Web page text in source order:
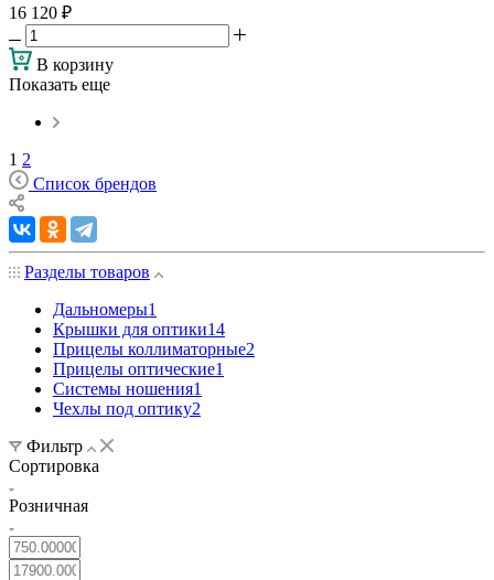
16 120 ₽
В корзину
Показать еще
1 2
Список брендов
Разделы товаров
Дальномеры1
Крышки для оптики14
Прицелы коллиматорные2
Прицелы оптические1
Системы ношения1
Чехлы под оптику2
Фильтр
Сортировка
Розничная